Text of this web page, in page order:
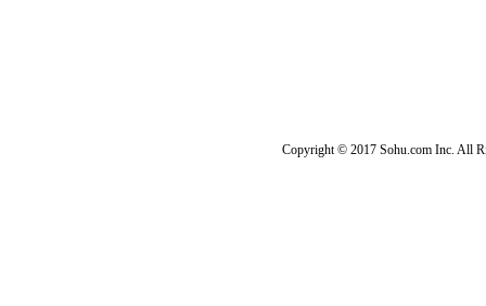
Copyright © 2017 Sohu.com Inc. All